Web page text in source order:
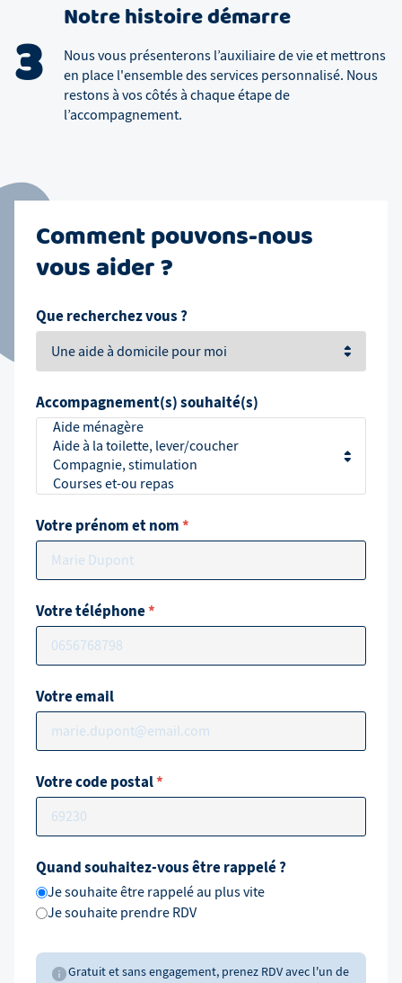
3
Notre histoire démarre
Nous vous présenterons l’auxiliaire de vie et mettrons
en place l'ensemble des services personnalisé. Nous
restons à vos côtés à chaque étape de
l’accompagnement.
Comment pouvons-nous
vous aider ?
Que recherchez vous ?
Accompagnement(s) souhaité(s)
Votre prénom et nom*
Votre téléphone*
Votre email
Votre code postal*
Quand souhaitez-vous être rappelé ?
Je souhaite être rappelé au plus vite
Je souhaite prendre RDV
Gratuit et sans engagement, prenez RDV avec l'un de